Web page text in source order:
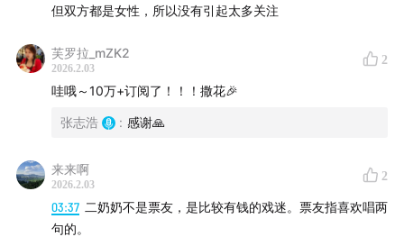
但双方都是女性，所以没有引起太多关注
芙罗拉_mZK2
2026.2.03
2
哇哦～10万+订阅了！！！撒花🎉
张志浩 : 感谢🙏
来来啊
2026.2.03
2
03:37 二奶奶不是票友，是比较有钱的戏迷。票友指喜欢唱两
句的。